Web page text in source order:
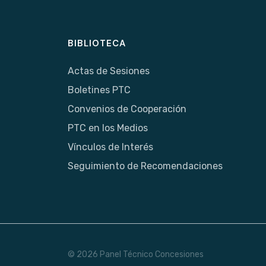
BIBLIOTECA
Actas de Sesiones
Boletines PTC
Convenios de Cooperación
PTC en los Medios
Vínculos de Interés
Seguimiento de Recomendaciones
© 2026 Panel Técnico Concesiones